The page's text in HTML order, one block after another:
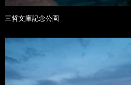
三哲文庫記念公園